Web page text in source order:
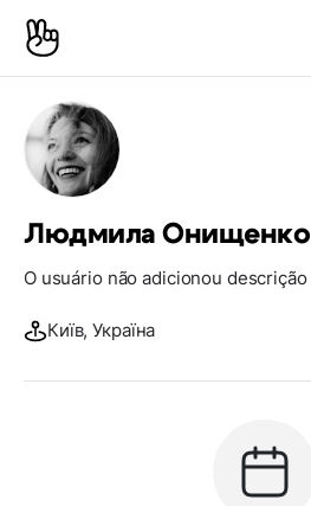
Людмила Онищенко
O usuário não adicionou descrição
Київ, Україна